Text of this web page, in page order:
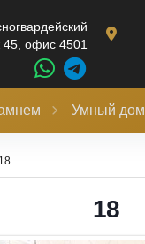
45, офис 4501
Умный дом
18